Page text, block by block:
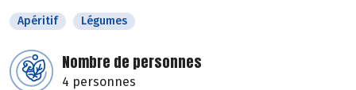
Apéritif Légumes
Nombre de personnes
4 personnes